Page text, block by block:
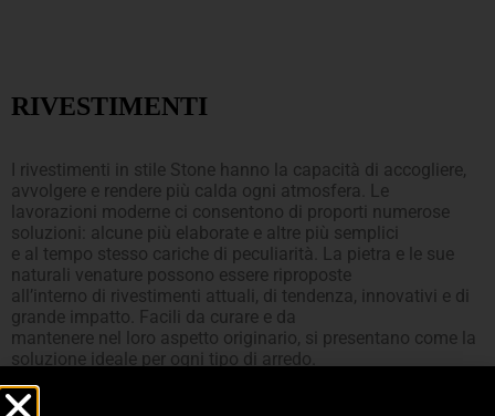
RIVESTIMENTI
I rivestimenti in stile Stone hanno la capacità di accogliere,
avvolgere e rendere più calda ogni atmosfera. Le
lavorazioni moderne ci consentono di proporti numerose
soluzioni: alcune più elaborate e altre più semplici
e al tempo stesso cariche di peculiarità. La pietra e le sue
naturali venature possono essere riproposte
all’interno di rivestimenti attuali, di tendenza, innovativi e di
grande impatto. Facili da curare e da
mantenere nel loro aspetto originario, si presentano come la
soluzione ideale per ogni tipo di arredo.